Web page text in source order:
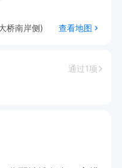
桥南岸侧)
查看地图
通过1项